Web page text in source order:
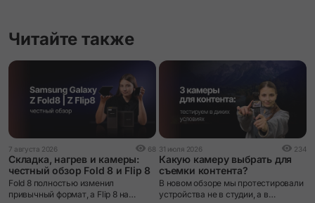
Читайте также
7 августа 2026 68
Складка, нагрев и камеры:
честный обзор Fold 8 и Flip 8
Fold 8 полностью изменил
привычный формат, а Flip 8 на
31 июля 2026 234
Какую камеру выбрать для
съемки контента?
В новом обзоре мы протестировали
устройства не в студии, а в